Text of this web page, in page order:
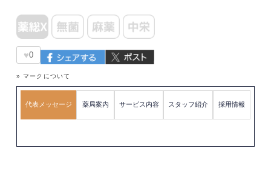
♥0
» マークについて
代表メッセージ 薬局案内 サービス内容 スタッフ紹介 採用情報